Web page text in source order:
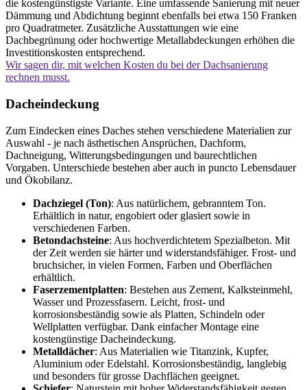
die kostengünstigste Variante. Eine umfassende Sanierung mit neuer
Dämmung und Abdichtung beginnt ebenfalls bei etwa 150 Franken
pro Quadratmeter. Zusätzliche Ausstattungen wie eine
Dachbegrünung oder hochwertige Metallabdeckungen erhöhen die
Investitionskosten entsprechend.
Wir sagen dir, mit welchen Kosten du bei der Dachsanierung
rechnen musst.
Dacheindeckung
Zum Eindecken eines Daches stehen verschiedene Materialien zur
Auswahl - je nach ästhetischen Ansprüchen, Dachform,
Dachneigung, Witterungsbedingungen und baurechtlichen
Vorgaben. Unterschiede bestehen aber auch in puncto Lebensdauer
und Ökobilanz.
Dachziegel (Ton): Aus natürlichem, gebranntem Ton.
Erhältlich in natur, engobiert oder glasiert sowie in
verschiedenen Farben.
Betondachsteine: Aus hochverdichtetem Spezialbeton. Mit
der Zeit werden sie härter und widerstandsfähiger. Frost- und
bruchsicher, in vielen Formen, Farben und Oberflächen
erhältlich.
Faserzementplatten: Bestehen aus Zement, Kalksteinmehl,
Wasser und Prozessfasern. Leicht, frost- und
korrosionsbeständig sowie als Platten, Schindeln oder
Wellplatten verfügbar. Dank einfacher Montage eine
kostengünstige Dacheindeckung.
Metalldächer: Aus Materialien wie Titanzink, Kupfer,
Aluminium oder Edelstahl. Korrosionsbeständig, langlebig
und besonders für grosse Dachflächen geeignet.